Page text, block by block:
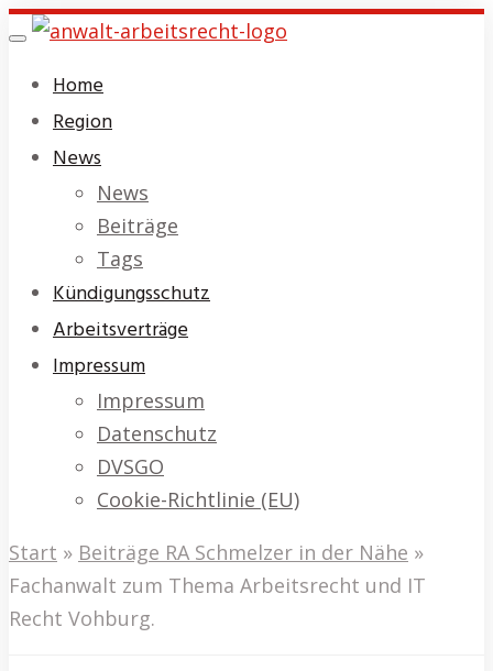
Skip
main
content
Toggle
Home
Region
News
News
Beiträge
Tags
Kündigungsschutz
Arbeitsverträge
Impressum
Impressum
Datenschutz
DVSGO
Cookie-Richtlinie (EU)
Start » Beiträge RA Schmelzer in der Nähe »
Fachanwalt zum Thema Arbeitsrecht und IT
Recht Vohburg.